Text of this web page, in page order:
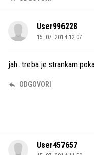
User996228
15. 07. 2014 12.07
jah...treba je strankam
ODGOVORI
User457657